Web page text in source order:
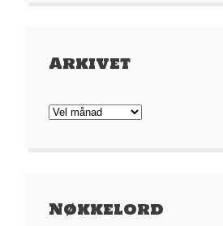
Arkivet
Arkivet
Nøkkelord